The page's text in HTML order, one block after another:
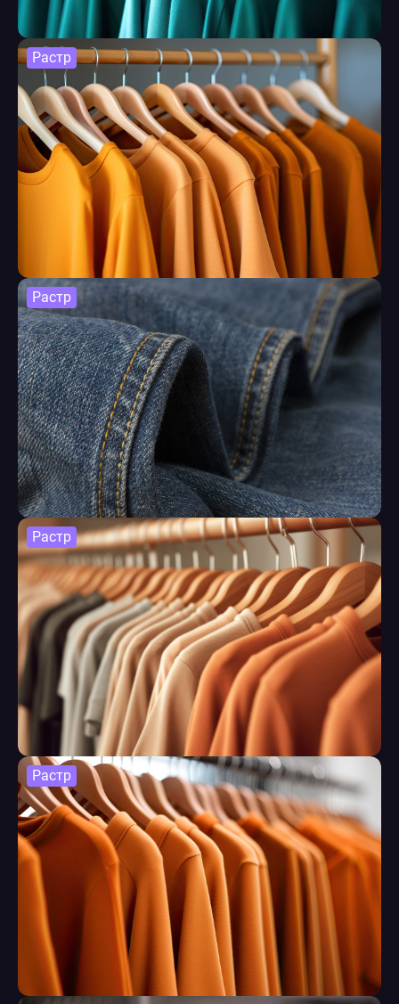
Растр
Растр
Растр
Растр